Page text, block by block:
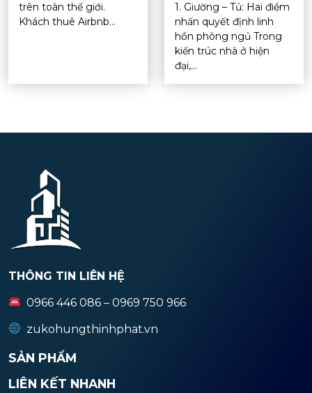
trên toàn thế giới.
Khách thuê Airbnb...
1. Giường – Tủ: Hai điểm
nhấn quyết định linh
hồn phòng ngủ Trong
kiến trúc nhà ở hiện
đại,...
THÔNG TIN LIÊN HỆ
0966 446 086 – 0969 750 966
zukohungthinhphat.vn
SẢN PHẨM
LIÊN KẾT NHANH